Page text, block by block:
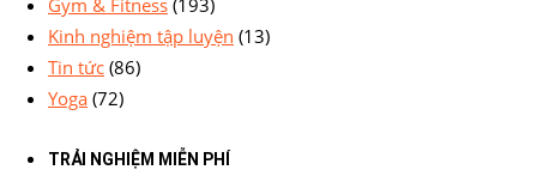
Gym & Fitness (193)
Kinh nghiệm tập luyện (13)
Tin tức (86)
Yoga (72)
TRẢI NGHIỆM MIỄN PHÍ